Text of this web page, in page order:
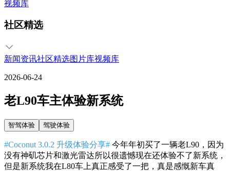
视频库
社区精选
新闻资讯社区精选图片库视频库
2026-06-24
老L90车主体验新系统
智驾体验 驾驶体验
#Coconut 3.0.2 升级体验分享# 今年年初买了一辆老L90，因为
没有神矶芯片和激光雷达所以很遗憾现在还体验不了新系统，
但是新系统我在L80车上真正感受了一把，真是感慨新车真